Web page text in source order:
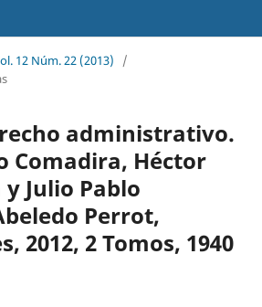
12 Núm. 22 (2013)
/
administrativo.
Comadira, Héctor
y Julio Pablo
Perrot,
2012, 2 Tomos, 1940